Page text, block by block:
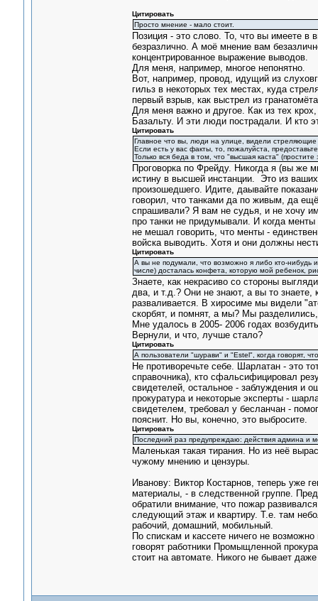
Цитировать
Просто мнение - мало стоит.
Позиция - это слово. То, что вы имеете в
безразлично. А моё мнение вам
концентрированное выражение выводов.
Для меня, например, многое непонятно.
Вот, например, провод, идущий из
гильз в некоторых тех местах, куда
первый взрыв, как выстрел из
Для меня важно и другое. Как из тех
Базальту. И эти люди пострадали. И кто
Цитировать
Главное что вы, люди на улице, видели
Если есть у вас факты, то, пожалуйста,
Только вся беда в том, что "высшая каста"
Проговорка по Фрейду. Никогда я (вы же
истину в высшей инстанции. Это из
произошедшего. Идите, даывайте
говорил, что танками да по живым, да
спрашивали? Я вам не судья, и не хочу
про танки не придумывали. И когда
не мешал говорить, что менты -
войска выводить. Хотя и они должны
Цитировать
А вы не подумали, что возможно я либо кто-нибудь
числе) досталась конфета, которую мой ребенок,
Знаете, как некрасиво со стороны
два, и т.д.? Они не знают, а вы то знаете,
разваливается. В хиросиме мы видели
скорбят, и помнят, а мы? Мы
Мне удалось в 2005- 2006 годах
Вернули, и что, лучше стало?
Цитировать
А пользователи "шурави" и "Estel", когда говорят,
Не противоречьте себе. Шарлатан - это
справочника), кто сфальсифицировал
свидетелей, остальное - заблуждения и
прокуратура и некоторые эксперты -
свидетелем, требовал у бесланчан -
пояснит. Но вы, конечно, это выбросите.
Цитировать
Последний раз предупреждаю: действия админа и
Маленькая такая тирания. Но из неё
чужому мнению и цензуры.
Иванову: Виктор Костарнов, теперь уже
материалы, - в следственной группе.
обратили внимание, что пожар
следующий этаж и квартиру. Т.е. там
рабочий, домашний, мобильный.
По спискам и кассете ничего не
говорят работники Промыщленной
стоит на автомате. Никого не бывает